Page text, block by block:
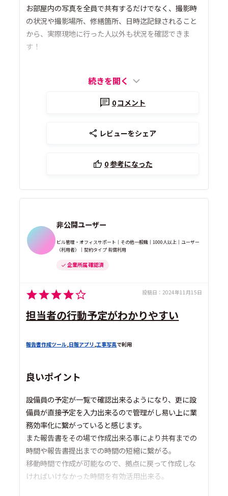
お部屋内の写真を全員で共有するだけでなく、撮影時
の状況や撮影場所、修繕箇所、日時迄記録されること
から、実際現地に行った人以外も状況を確認できま
す！
続きを開く
0コメント
レビューをシェア
0参考になった
非公開ユーザー
ビル管理・オフィスサポート｜その他一般職｜1000人以上｜ユーザー
（利用者）｜契約タイプ 有償利用
企業所属 確認済
投稿日： 2024年11月15日
担当者の行動予定がわかりやすい
報告書作成ツール ,日報アプリ ,工事写真で利用
良いポイント
設備員の予定が一覧で確認出来るようになり、更に設
備員が直接予定を入力出来るので管理がし易い上に業
務効率化に繋がっていると感じます。
また報告書をその場で作成出来る事により共有までの
時間や報告書提出までの時間の短縮に繋がる。
移動時間で作成が可能なので、拠点に戻って作成しな
ければいけなかった時間を有効活用出来る。